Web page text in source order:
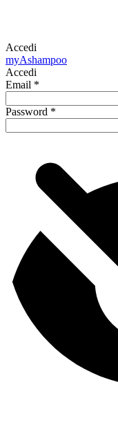
Accedi
myAshampoo
Accedi
Email *
Password *